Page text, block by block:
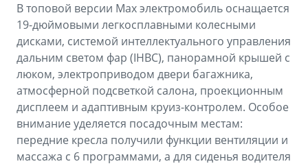
В топовой версии Max электромобиль оснащается
19-дюймовыми легкосплавными колесными
дисками, системой интеллектуального управления
дальним светом фар (IHBC), панорамной крышей с
люком, электроприводом двери багажника,
атмосферной подсветкой салона, проекционным
дисплеем и адаптивным круиз-контролем. Особое
внимание уделяется посадочным местам:
передние кресла получили функции вентиляции и
массажа с 6 программами, а для сиденья водителя